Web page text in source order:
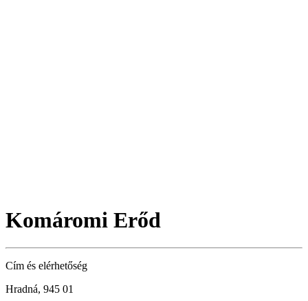
Komáromi Erőd
Cím és elérhetőség
Hradná, 945 01